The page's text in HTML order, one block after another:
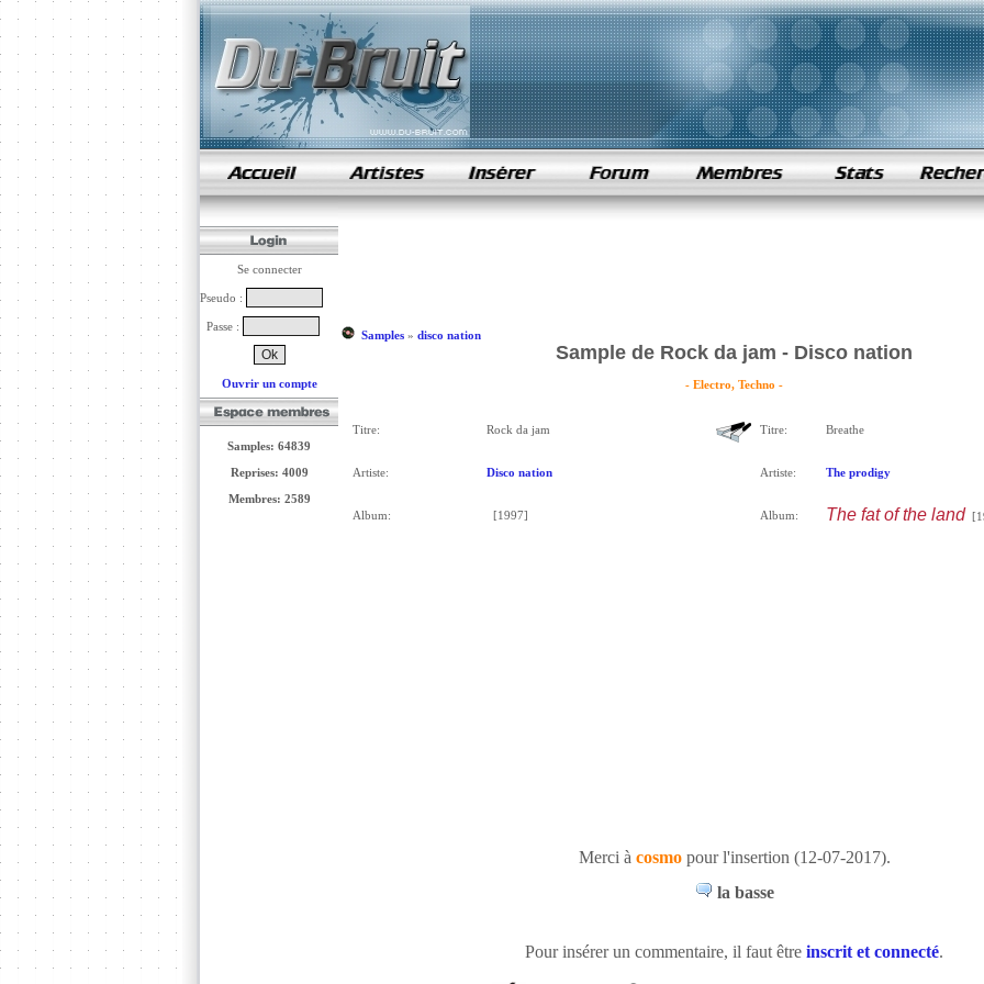
samples de rap
Se connecter
Pseudo :
Passe :
Ouvrir un compte
Samples: 64839
Reprises: 4009
Membres: 2589
Samples» disco nation
Sample de Rock da jam - Disco nation
- Electro, Techno -
Titre: Rock da jam
Artiste: Disco nation
Album: [1997]
Titre: Breathe
Artiste: The prodigy
Album: The fat of the land
Merci à cosmopour l'insertion (12-07-2017).
la basse
Pour insérer un commentaire, il faut être inscrit et connecté.